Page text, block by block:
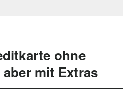
ohne
mit Extras